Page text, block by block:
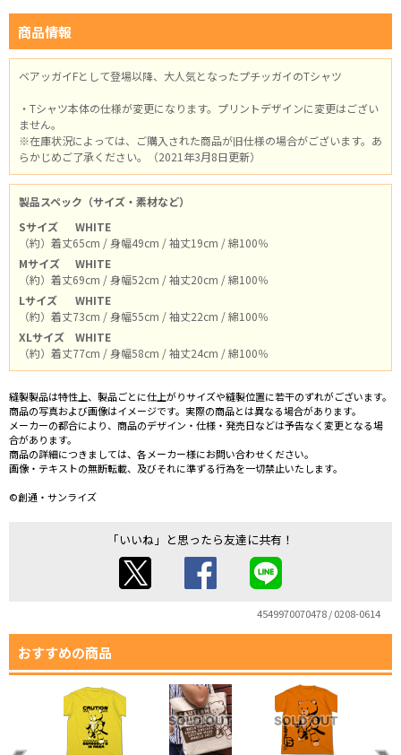
商品情報
ベアッガイFとして登場以降、大人気となったプチッガイのTシャツ
・Tシャツ本体の仕様が変更になります。プリントデザインに変更はござい
ません。
※在庫状況によっては、ご購入された商品が旧仕様の場合がございます。あ
らかじめご了承ください。（2021年3月8日更新）
製品スペック（サイズ・素材など）
Sサイズ
WHITE
（約）着丈65cm / 身幅49cm / 袖丈19cm / 綿100％
Mサイズ
WHITE
（約）着丈69cm / 身幅52cm / 袖丈20cm / 綿100％
Lサイズ
WHITE
（約）着丈73cm / 身幅55cm / 袖丈22cm / 綿100％
XLサイズ
WHITE
（約）着丈77cm / 身幅58cm / 袖丈24cm / 綿100％
縫製製品は特性上、製品ごとに仕上がりサイズや縫製位置に若干のずれがございます。
商品の写真および画像はイメージです。実際の商品とは異なる場合があります。
メーカーの都合により、商品のデザイン・仕様・発売日などは予告なく変更となる場
合があります。
商品の詳細につきましては、各メーカー様にお問い合わせください。
画像・テキストの無断転載、及びそれに準ずる行為を一切禁止いたします。
©創通・サンライズ
「いいね」と思ったら友達に共有！
4549970070478 / 0208-0614
おすすめの商品